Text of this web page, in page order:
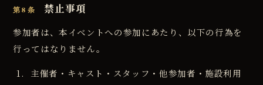
第8条 禁止事項
参加者は、本イベントへの参加にあたり、以下の行為を
行ってはなりません。
主催者・キャスト・スタッフ・他参加者・施設利用